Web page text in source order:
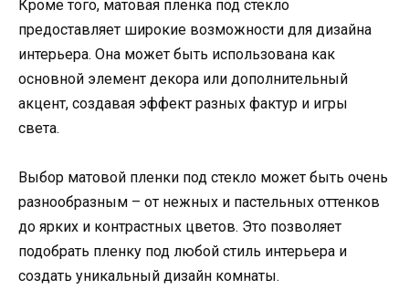
Кроме того, матовая пленка под стекло
предоставляет широкие возможности для дизайна
интерьера. Она может быть использована как
основной элемент декора или дополнительный
акцент, создавая эффект разных фактур и игры
света.
Выбор матовой пленки под стекло может быть очень
разнообразным – от нежных и пастельных оттенков
до ярких и контрастных цветов. Это позволяет
подобрать пленку под любой стиль интерьера и
создать уникальный дизайн комнаты.